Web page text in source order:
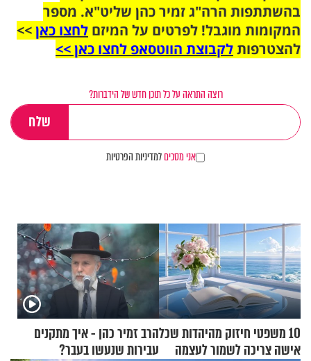
בהשתתפות הרה"ג זמיר כהן שליט"א. מספר
המקומות מוגבל! לפרטים על המיזם לחצו כאן>>
להצטרפותלקבוצת הווטסאפ לחצו כאן >>
רוצה התראה על כל תוכן חדש של הידברות?
אני מסכיםלמדיניות הפרטיות
10 משפטי חיזוק מהיהדות שכל
אישה צריכה לשמור לעצמה
הרב זמיר כהן - איך מתקנים
עבירות שנעשו בעבר?